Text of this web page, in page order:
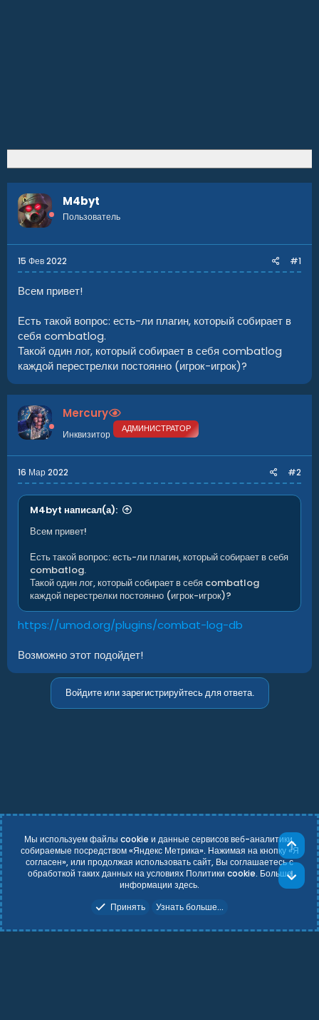
M4byt
Пользователь
15 Фев 2022 #1
Всем привет!
Есть такой вопрос: есть-ли плагин, который собирает в
себя combatlog.
Такой один лог, который собирает в себя combatlog
каждой перестрелки постоянно (игрок-игрок)?
Mercury
Инквизитор АДМИНИСТРАТОР
16 Мар 2022 #2
M4byt написал(а):
Всем привет!
Есть такой вопрос: есть-ли плагин, который собирает в себя
combatlog.
Такой один лог, который собирает в себя combatlog
каждой перестрелки постоянно (игрок-игрок)?
https://umod.org/plugins/combat-log-db
Возможно этот подойдет!
Войдите или зарегистрируйтесь для ответа.
Russian (RU)
Условия и правила
Политика конфиденциальности
Справка Главная
R
Мы используем файлы cookie и данные сервисов веб-аналитики,
собираемые посредством «Яндекс Метрика». Нажимая на кнопку «Я
согласен», или продолжая использовать сайт, Вы соглашаетесь с
обработкой таких данных на условиях Политики cookie. Больше
информации здесь.
Принять
Узнать больше...